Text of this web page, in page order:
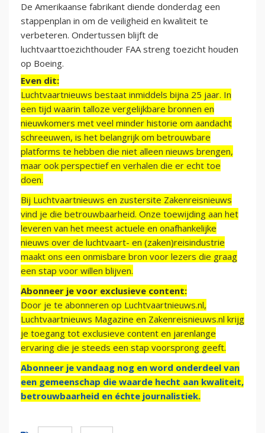
De Amerikaanse fabrikant diende donderdag een
stappenplan in om de veiligheid en kwaliteit te
verbeteren. Ondertussen blijft de
luchtvaarttoezichthouder FAA streng toezicht houden
op Boeing.
Even dit:
Luchtvaartnieuws bestaat inmiddels bijna 25 jaar. In
een tijd waarin talloze vergelijkbare bronnen en
nieuwkomers met veel minder historie om aandacht
schreeuwen, is het belangrijk om betrouwbare
platforms te hebben die niet alleen nieuws brengen,
maar ook perspectief en verhalen die er echt toe
doen.
Bij Luchtvaartnieuws en zustersite Zakenreisnieuws
vind je die betrouwbaarheid. Onze toewijding aan het
leveren van het meest actuele en onafhankelijke
nieuws over de luchtvaart- en (zaken)reisindustrie
maakt ons een onmisbare bron voor lezers die graag
een stap voor willen blijven.
Abonneer je voor exclusieve content:
Door je te abonneren op Luchtvaartnieuws.nl,
Luchtvaartnieuws Magazine en Zakenreisnieuws.nl krijg
je toegang tot exclusieve content en jarenlange
ervaring die je steeds een stap voorsprong geeft.
Abonneer je vandaag nog en word onderdeel van
een gemeenschap die waarde hecht aan kwaliteit,
betrouwbaarheid en échte journalistiek.